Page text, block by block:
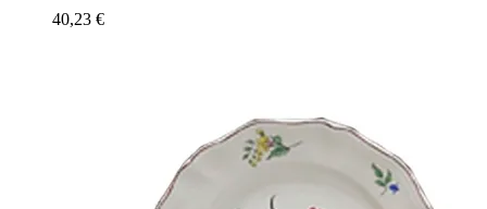
40,23 €